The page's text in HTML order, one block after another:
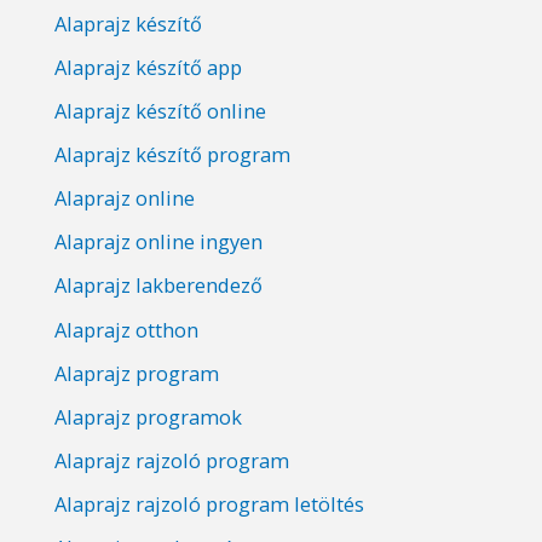
Alaprajz készítő
Alaprajz készítő app
Alaprajz készítő online
Alaprajz készítő program
Alaprajz online
Alaprajz online ingyen
Alaprajz lakberendező
Alaprajz otthon
Alaprajz program
Alaprajz programok
Alaprajz rajzoló program
Alaprajz rajzoló program letöltés